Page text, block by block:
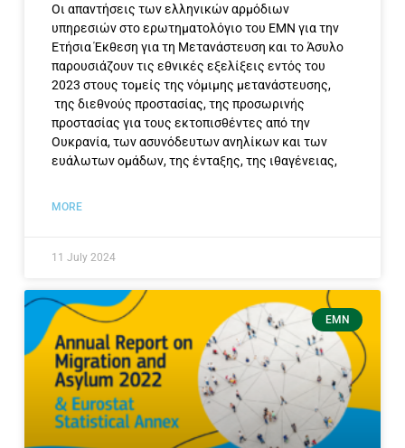
Οι απαντήσεις των ελληνικών αρμόδιων
υπηρεσιών στο ερωτηματολόγιο του ΕΜΝ για την
Ετήσια Έκθεση για τη Μετανάστευση και το Άσυλο
παρουσιάζουν τις εθνικές εξελίξεις εντός του
2023 στους τομείς της νόμιμης μετανάστευσης,
της διεθνούς προστασίας, της προσωρινής
προστασίας για τους εκτοπισθέντες από την
Ουκρανία, των ασυνόδευτων ανηλίκων και των
ευάλωτων ομάδων, της ένταξης, της ιθαγένειας,
MORE
11 July 2024
EMN